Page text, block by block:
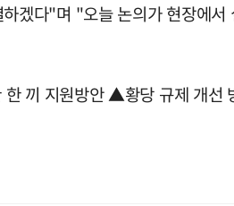
겠다"며 "오늘 논의가 현장에서
끼 지원방안 ▲황당 규제 개선